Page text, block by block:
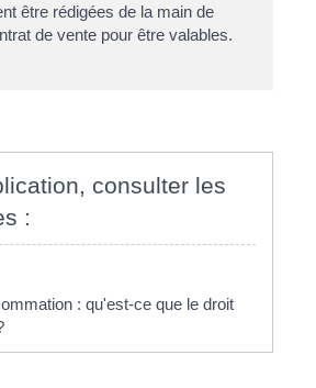
être rédigées de la main de
de vente pour être valables.
consulter les
:
: qu'est-ce que le droit